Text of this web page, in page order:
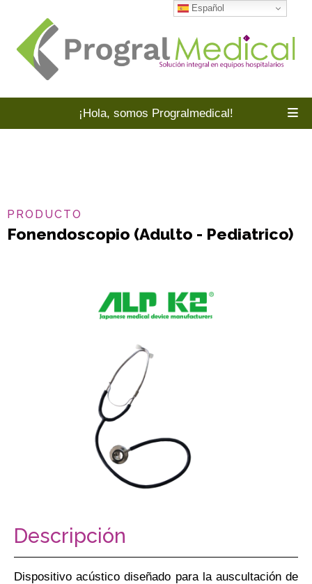
¡Hola, somos Progralmedical!
PRODUCTO
Fonendoscopio (Adulto - Pediatrico)
Descripción
Dispositivo acústico diseñado para la auscultación de
Español